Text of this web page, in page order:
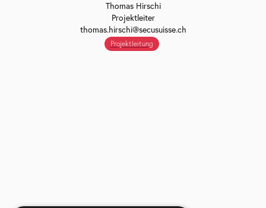
Thomas Hirschi
Projektleiter
thomas.hirschi@secusuisse.ch
Projektleitung